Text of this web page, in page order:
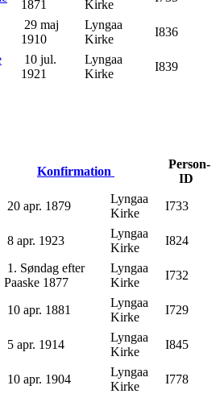
1871
Kirke
29 maj
1910
Lyngaa
Kirke
I836
10 jul.
1921
Lyngaa
Kirke
I839
Konfirmation
Person-
ID
20 apr. 1879
Lyngaa
Kirke
I733
8 apr. 1923
Lyngaa
Kirke
I824
1. Søndag efter
Paaske 1877
Lyngaa
Kirke
I732
10 apr. 1881
Lyngaa
Kirke
I729
5 apr. 1914
Lyngaa
Kirke
I845
10 apr. 1904
Lyngaa
Kirke
I778